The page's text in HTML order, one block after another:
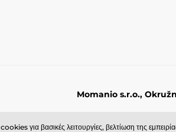
Momanio s.r.o.,
για βασικές λειτουργίες, βελτίωση της